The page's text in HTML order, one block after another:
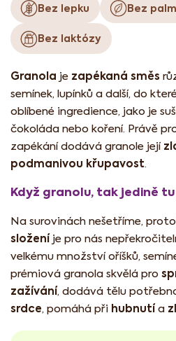
Bez lepku Bez
Bez laktózy
Granola je zapékaná směs
semínek, lupínků a další, do
oblíbené ingredience, jako je
čokoláda nebo koření. Právě
zapékání dodává granole její
podmanivou křupavost.
Když granolu, tak jedině
Na surovinách nešetříme,
složeníje pro nás
velkému množství oříšků,
prémiová granola skvělá pro
zažívání, dodává tělu
srdce, pomáhá při hubnutía